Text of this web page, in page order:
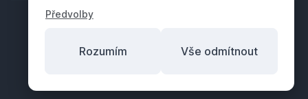
Předvolby
Rozumím Vše odmítnout